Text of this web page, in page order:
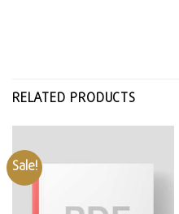
RELATED PRODUCTS
Sale!